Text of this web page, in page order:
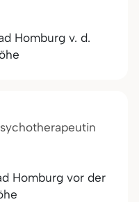
Homburg v. d.
Homburg vor der